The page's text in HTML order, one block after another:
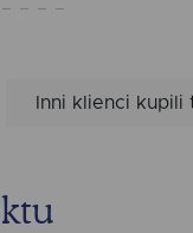
Inni klienci kupili